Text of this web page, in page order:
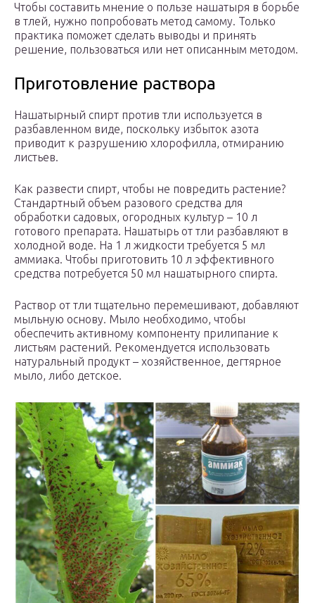
Чтобы составить мнение о пользе нашатыря в борьбе
в тлей, нужно попробовать метод самому. Только
практика поможет сделать выводы и принять
решение, пользоваться или нет описанным методом.
Приготовление раствора
Нашатырный спирт против тли используется в
разбавленном виде, поскольку избыток азота
приводит к разрушению хлорофилла, отмиранию
листьев.
Как развести спирт, чтобы не повредить растение?
Стандартный объем разового средства для
обработки садовых, огородных культур – 10 л
готового препарата. Нашатырь от тли разбавляют в
холодной воде. На 1 л жидкости требуется 5 мл
аммиака. Чтобы приготовить 10 л эффективного
средства потребуется 50 мл нашатырного спирта.
Раствор от тли тщательно перемешивают, добавляют
мыльную основу. Мыло необходимо, чтобы
обеспечить активному компоненту прилипание к
листьям растений. Рекомендуется использовать
натуральный продукт – хозяйственное, дегтярное
мыло, либо детское.